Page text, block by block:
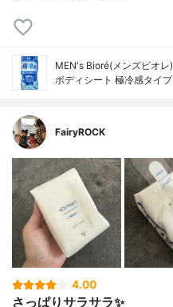
MEN's Bioré(メンズビオレ)
ボディシート 極冷感タイプ
FairyROCK
4.00
さっぱりサラサラ✨